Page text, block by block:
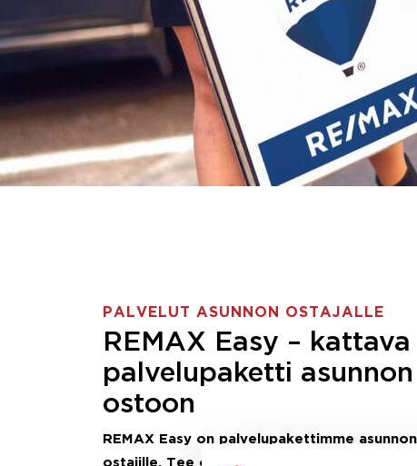
PALVELUT ASUNNON OSTAJALLE
REMAX Easy – kattava
palvelupaketti asunnon
ostoon
REMAX Easy on palvelupakettimme asunnon
ostajille. Tee ostotoimeksianto ja etsimme